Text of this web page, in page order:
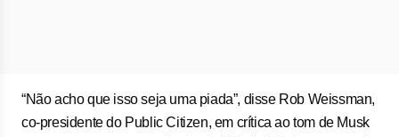
“Não acho que isso seja uma piada”, disse Rob Weissman,
co-presidente do Public Citizen, em crítica ao tom de Musk